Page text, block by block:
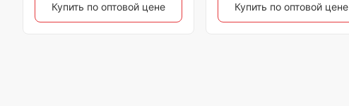
Купить по оптовой цене Купить по оптовой цене